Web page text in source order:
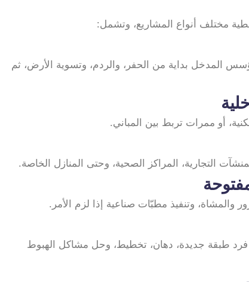
مختلف أنواع المشاريع، وتشمل:
المدخل بداية من الحفر، والردم، وتسوية الأرض، ثم
أو ممرات تربط بين المباني.
التجارية، المراكز الصحية، وحتى المنازل الخاصة.
وتنفيذ مطبّات صناعية إذا لزم الأمر.
طبقة جديدة، دهان، تخطيط، وحل مشاكل الهبوط